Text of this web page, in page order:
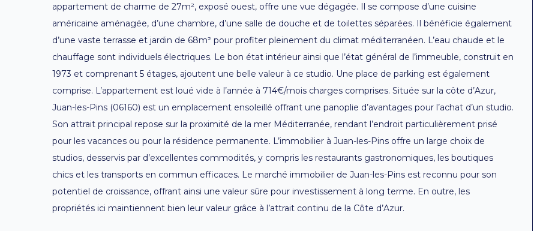
appartement de charme de 27m², exposé ouest, offre une vue dégagée. Il se compose d’une cuisine
américaine aménagée, d’une chambre, d’une salle de douche et de toilettes séparées. Il bénéficie également
d’une vaste terrasse et jardin de 68m² pour profiter pleinement du climat méditerranéen. L’eau chaude et le
chauffage sont individuels électriques. Le bon état intérieur ainsi que l’état général de l’immeuble, construit en
1973 et comprenant 5 étages, ajoutent une belle valeur à ce studio. Une place de parking est également
comprise. L’appartement est loué vide à l’année à 714€/mois charges comprises. Située sur la côte d’Azur,
Juan-les-Pins (06160) est un emplacement ensoleillé offrant une panoplie d’avantages pour l’achat d’un studio.
Son attrait principal repose sur la proximité de la mer Méditerranée, rendant l’endroit particulièrement prisé
pour les vacances ou pour la résidence permanente. L’immobilier à Juan-les-Pins offre un large choix de
studios, desservis par d’excellentes commodités, y compris les restaurants gastronomiques, les boutiques
chics et les transports en commun efficaces. Le marché immobilier de Juan-les-Pins est reconnu pour son
potentiel de croissance, offrant ainsi une valeur sûre pour investissement à long terme. En outre, les
propriétés ici maintiennent bien leur valeur grâce à l’attrait continu de la Côte d’Azur.